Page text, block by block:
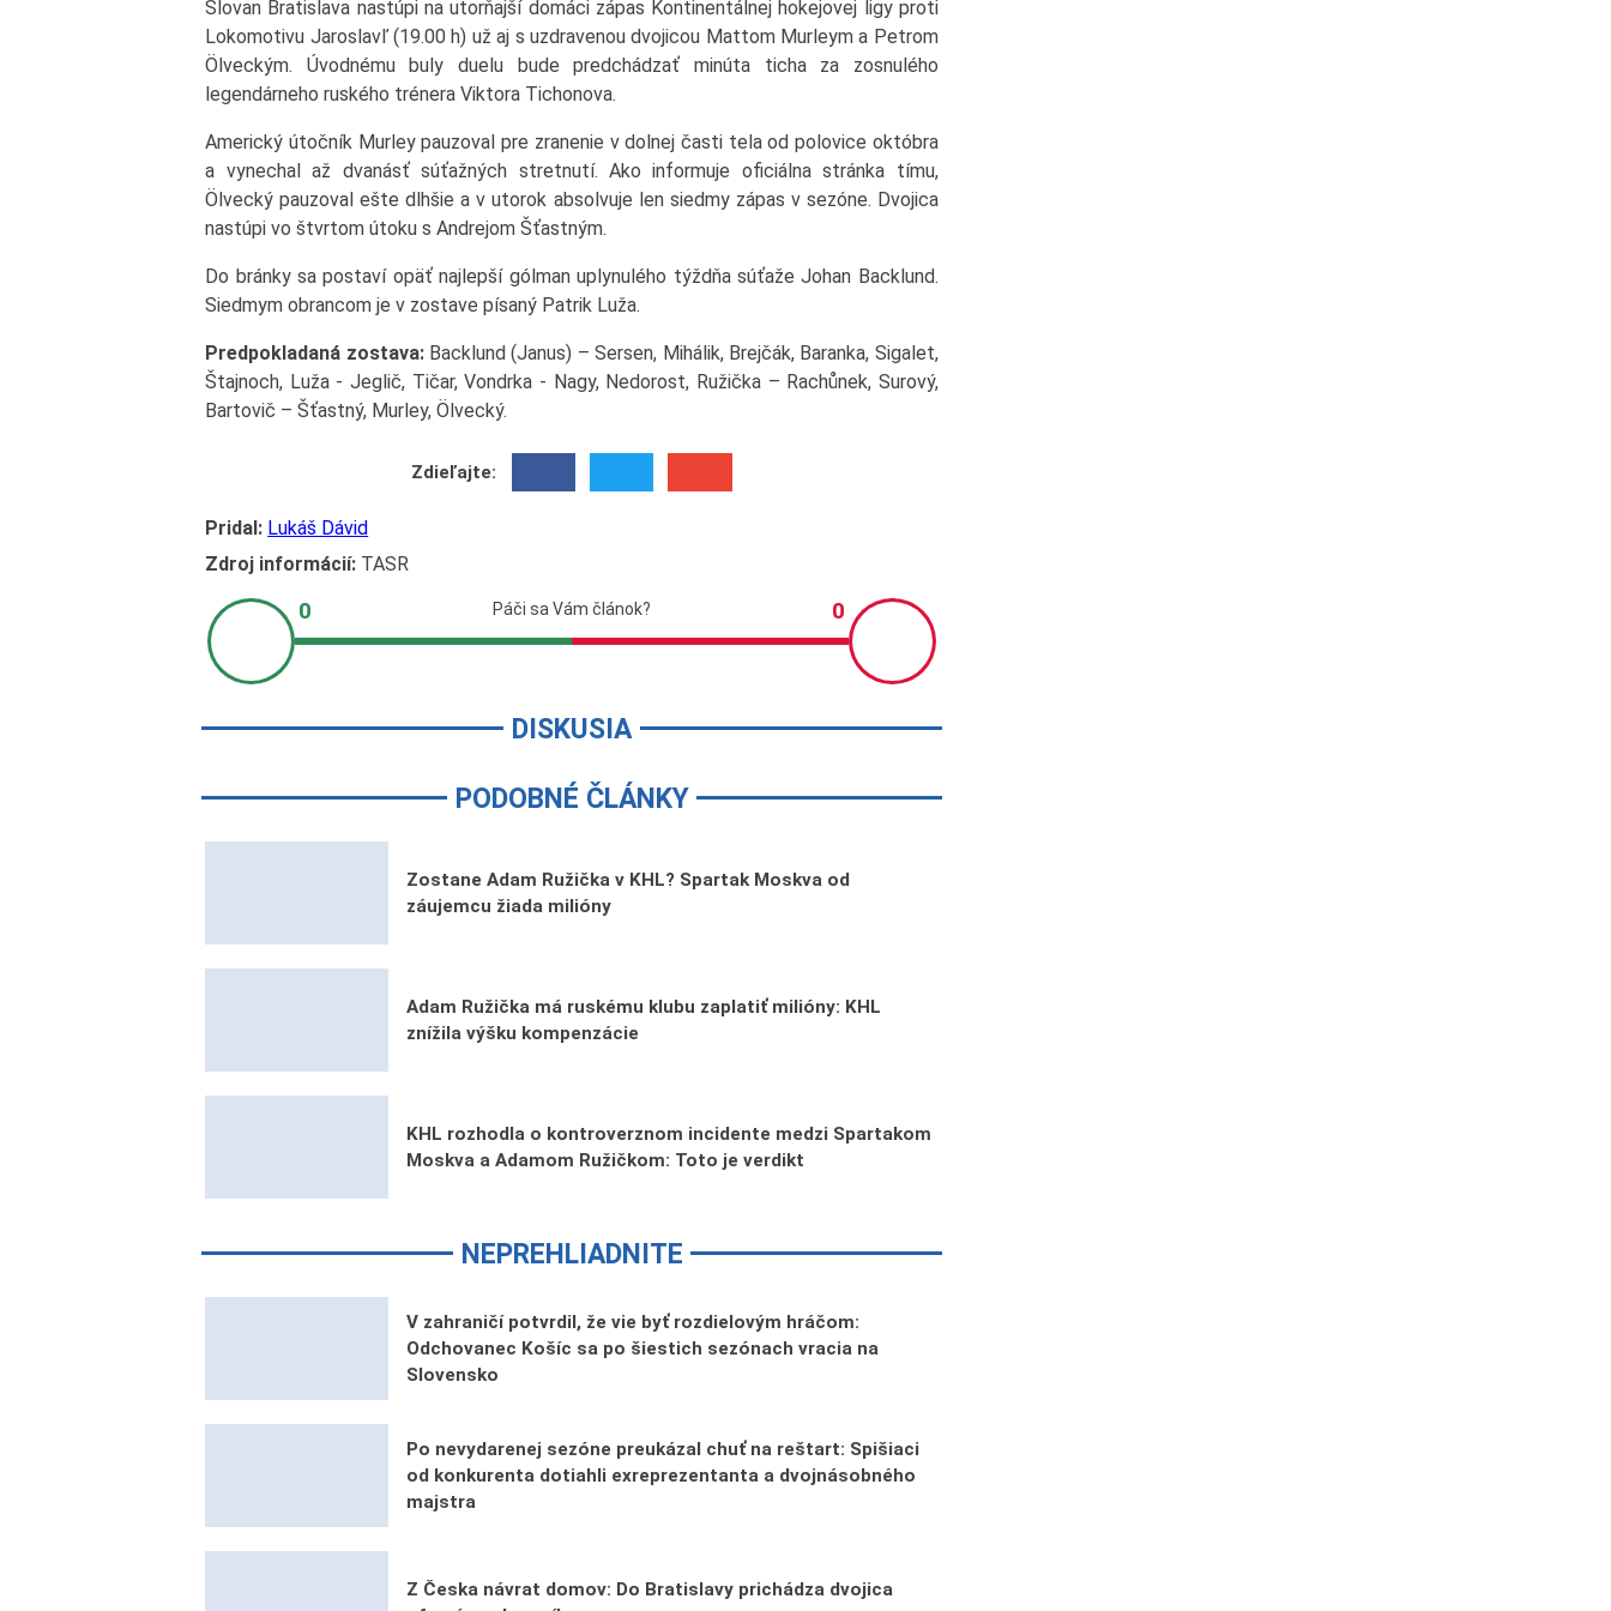
Slovan Bratislava nastúpi na utorňajší domáci zápas Kontinentálnej hokejovej ligy proti
Lokomotivu Jaroslavľ (19.00 h) už aj s uzdravenou dvojicou Mattom Murleym a Petrom
Ölveckým. Úvodnému buly duelu bude predchádzať minúta ticha za zosnulého
legendárneho ruského trénera Viktora Tichonova.
Americký útočník Murley pauzoval pre zranenie v dolnej časti tela od polovice októbra
a vynechal až dvanásť súťažných stretnutí. Ako informuje oficiálna stránka tímu,
Ölvecký pauzoval ešte dlhšie a v utorok absolvuje len siedmy zápas v sezóne. Dvojica
nastúpi vo štvrtom útoku s Andrejom Šťastným.
Do bránky sa postaví opäť najlepší gólman uplynulého týždňa súťaže Johan Backlund.
Siedmym obrancom je v zostave písaný Patrik Luža.
Predpokladaná zostava:Backlund (Janus) – Sersen, Mihálik, Brejčák, Baranka, Sigalet,
Štajnoch, Luža - Jeglič, Tičar, Vondrka - Nagy, Nedorost, Ružička – Rachůnek, Surový,
Bartovič – Šťastný, Murley, Ölvecký.
Zdieľajte:
Pridal: Lukáš Dávid
Zdroj informácií: TASR
DISKUSIA
PODOBNÉ ČLÁNKY
Zostane Adam Ružička v KHL? Spartak Moskva od
záujemcu žiada milióny
Adam Ružička má ruskému klubu zaplatiť milióny: KHL
znížila výšku kompenzácie
KHL rozhodla o kontroverznom incidente medzi Spartakom
Moskva a Adamom Ružičkom: Toto je verdikt
NEPREHLIADNITE
V zahraničí potvrdil, že vie byť rozdielovým hráčom:
Odchovanec Košíc sa po šiestich sezónach vracia na
Slovensko
Po nevydarenej sezóne preukázal chuť na reštart: Spišiaci
od konkurenta dotiahli exreprezentanta a dvojnásobného
majstra
Z Česka návrat domov: Do Bratislavy prichádza dvojica